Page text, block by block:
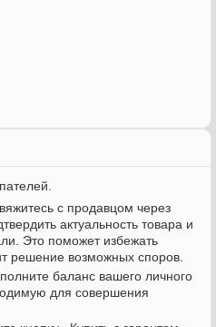
с продавцом через
актуальность товара и
Это поможет избежать
решение возможных споров.
баланс вашего личного
для совершения